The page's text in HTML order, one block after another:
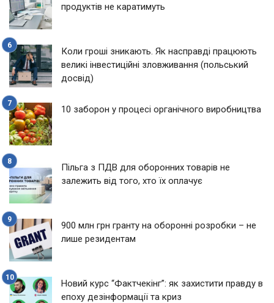
продуктів не каратимуть
Коли гроші зникають. Як насправді працюють
великі інвестиційні зловживання (польський
досвід)
10 заборон у процесі органічного виробництва
Пільга з ПДВ для оборонних товарів не
залежить від того, хто їх оплачує
900 млн грн гранту на оборонні розробки – не
лише резидентам
Новий курс “Фактчекінг”: як захистити правду в
епоху дезінформації та криз